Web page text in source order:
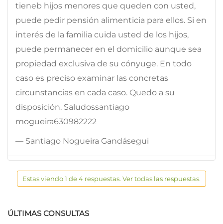
tieneb hijos menores que queden con usted,
puede pedir pensión alimenticia para ellos. Si en
interés de la familia cuida usted de los hijos,
puede permanecer en el domicilio aunque sea
propiedad exclusiva de su cónyuge. En todo
caso es preciso examinar las concretas
circunstancias en cada caso. Quedo a su
disposición. Saludossantiago
mogueira630982222
— Santiago Nogueira Gandásegui
Estas viendo 1 de 4 respuestas. Ver todas las respuestas.
ÚLTIMAS CONSULTAS